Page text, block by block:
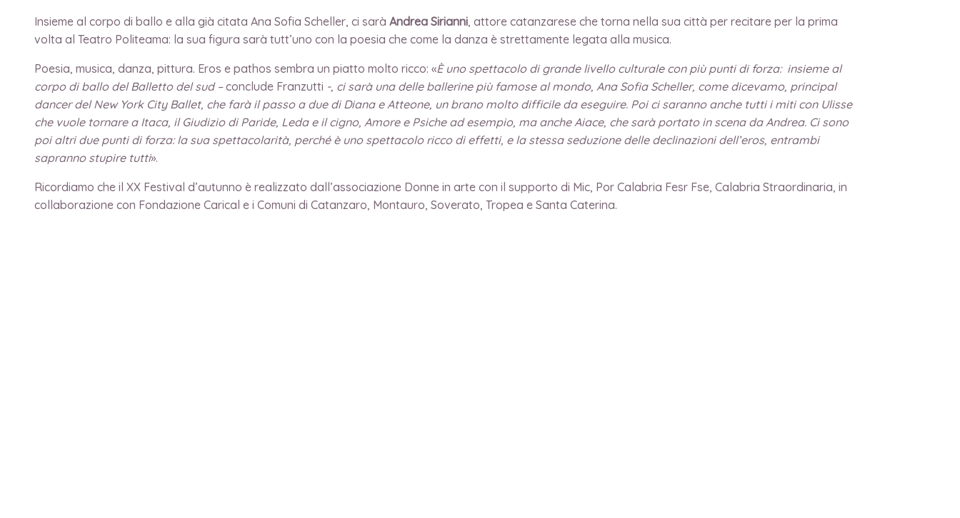
Insieme al corpo di ballo e alla già citata Ana Sofia Scheller, ci sarà Andrea Sirianni, attore catanzarese che torna nella sua città per recitare per la prima
volta al Teatro Politeama: la sua figura sarà tutt’uno con la poesia che come la danza è strettamente legata alla musica.
Poesia, musica, danza, pittura. Eros e pathos sembra un piatto molto ricco: «Èuno spettacolo di grande livello culturale con più punti di forza: insieme al
corpo di ballo del Balletto del sud –conclude Franzutti -, ci sarà una delle ballerine più famose al mondo, Ana Sofia Scheller, come dicevamo, principal
dancer del New York City Ballet, che farà il passo a due di Diana e Atteone, un brano molto difficile da eseguire. Poi ci saranno anche tutti i miti con Ulisse
che vuole tornare a Itaca, il Giudizio di Paride, Leda e il cigno, Amore e Psiche ad esempio, ma anche Aiace, che sarà portato in scena da Andrea. Ci sono
poi altri due punti di forza: la sua spettacolarità, perché è uno spettacolo ricco di effetti, e la stessa seduzione delle declinazioni dell’eros, entrambi
sapranno stupire tutti».
Ricordiamo che il XX Festival d’autunno è realizzato dall’associazione Donne in arte con il supporto di Mic, Por Calabria Fesr Fse, Calabria Straordinaria, in
collaborazione con Fondazione Carical e i Comuni di Catanzaro, Montauro, Soverato, Tropea e Santa Caterina.